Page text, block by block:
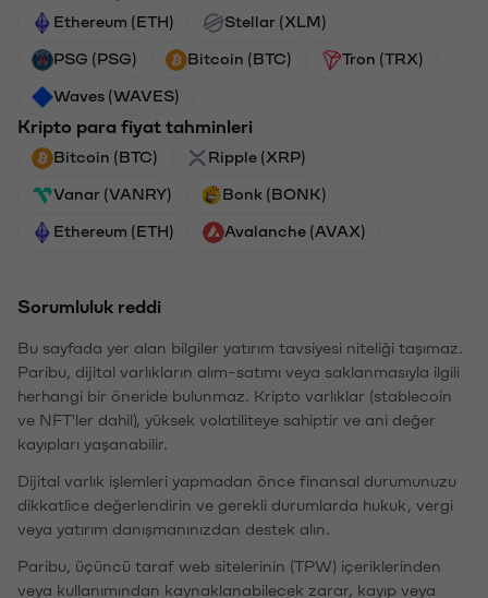
Ethereum (ETH) Stellar (XLM)
PSG (PSG) Bitcoin (BTC) Tron (TRX)
Waves (WAVES)
Kripto para fiyat tahminleri
Bitcoin (BTC) Ripple (XRP)
Vanar (VANRY) Bonk (BONK)
Ethereum (ETH) Avalanche (AVAX)
Sorumluluk reddi
Bu sayfada yer alan bilgiler yatırım tavsiyesi niteliği taşımaz.
Paribu, dijital varlıkların alım-satımı veya saklanmasıyla ilgili
herhangi bir öneride bulunmaz. Kripto varlıklar (stablecoin
ve NFT'ler dahil), yüksek volatiliteye sahiptir ve ani değer
kayıpları yaşanabilir.
Dijital varlık işlemleri yapmadan önce finansal durumunuzu
dikkatlice değerlendirin ve gerekli durumlarda hukuk, vergi
veya yatırım danışmanınızdan destek alın.
Paribu, üçüncü taraf web sitelerinin (TPW) içeriklerinden
veya kullanımından kaynaklanabilecek zarar, kayıp veya